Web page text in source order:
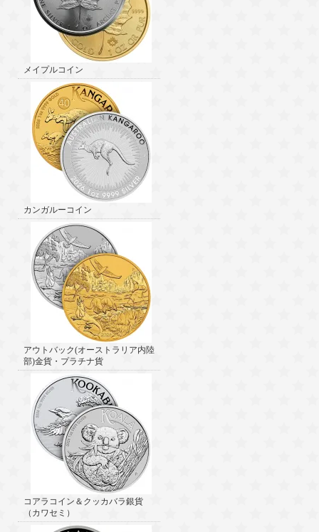
メイプルコイン
カンガルーコイン
アウトバック(オーストラリア内陸
部)金貨・プラチナ貨
コアラコイン＆クッカバラ銀貨
（カワセミ）